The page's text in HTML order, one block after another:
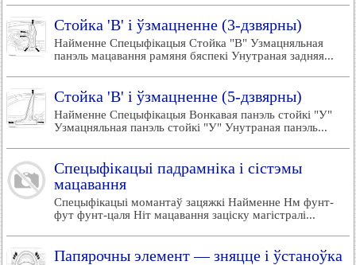
Стойка 'B' і ўзмацненне (3-дзвярны)
Найменне Спецыфікацыя Стойка "В" Узмацняльная
панэль мацавання рамяня бяспекі Унутраная задняя...
Стойка 'B' і ўзмацненне (5-дзвярны)
Найменне Спецыфікацыя Вонкавая панэль стойкі "У"
Узмацняльная панэль стойкі "У" Унутраная панэль...
Спецыфікацыі падрамніка і сістэмы
мацавання
Спецыфікацыі момантаў зацяжкі Найменне Нм фунт-
фут фунт-цаля Ніт мацавання заціску магістралі...
Папярочны элемент — зняцце і ўстаноўка